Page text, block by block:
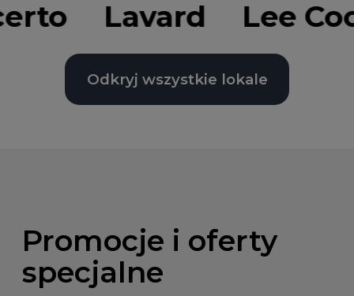
Lavard Lee
Odkryj wszystkie lokale
Promocje i oferty
specjalne